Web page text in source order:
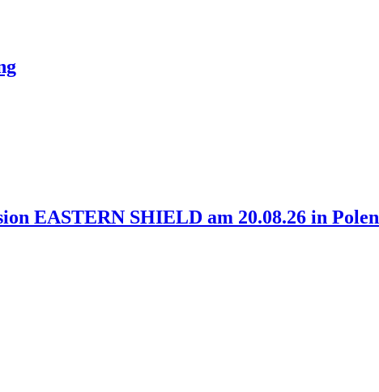
EASTERN SHIELD am 20.08.26 in Polen